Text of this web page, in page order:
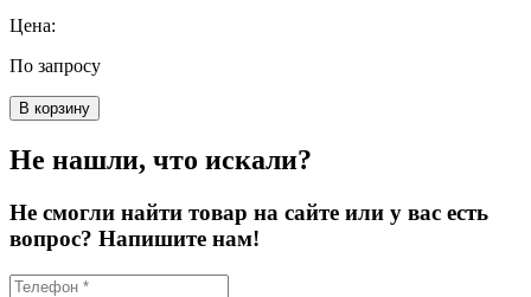
Цена:
По запросу
В корзину
Не нашли, что искали?
Не смогли найти товар на сайте или у вас есть
вопрос? Напишите нам!